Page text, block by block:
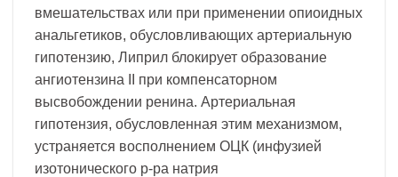
вмешательствах или при применении опиоидных
анальгетиков, обусловливающих артериальную
гипотензию, Липрил блокирует образование
ангиотензина II при компенсаторном
высвобождении ренина. Артериальная
гипотензия, обусловленная этим механизмом,
устраняется восполнением ОЦК (инфузией
изотонического р-ра натрия